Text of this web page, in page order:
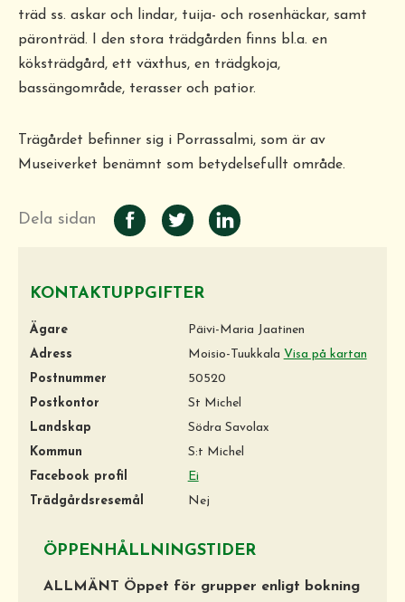
träd ss. askar och lindar, tuija- och rosenhäckar, samt
päronträd. I den stora trädgården finns bl.a. en
köksträdgård, ett växthus, en trädgkoja,
bassängområde, terasser och patior.
Trägårdet befinner sig i Porrassalmi, som är av
Museiverket benämnt som betydelsefullt område.
Dela sidan
KONTAKTUPPGIFTER
Ägare
Päivi-Maria Jaatinen
Adress
Moisio-Tuukkala Visa på kartan
Postnummer
50520
Postkontor
St Michel
Landskap
Södra Savolax
Kommun
S:t Michel
Facebook profil
Ei
Trädgårdsresemål
Nej
ÖPPENHÅLLNINGSTIDER
ALLMÄNT Öppet för grupper enligt bokning